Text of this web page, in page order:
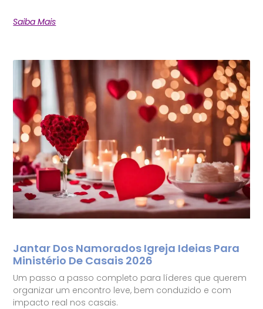
Saiba Mais
Jantar Dos Namorados Igreja Ideias Para
Ministério De Casais 2026
Um passo a passo completo para líderes que querem
organizar um encontro leve, bem conduzido e com
impacto real nos casais.